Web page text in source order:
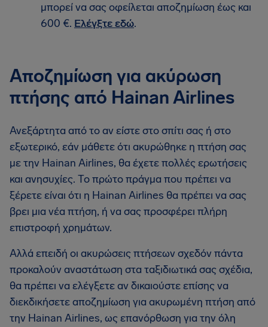
μπορεί να σας οφείλεται αποζημίωση έως και
600 €. Ελέγξτε εδώ.
Αποζημίωση για ακύρωση
πτήσης από Hainan Airlines
Ανεξάρτητα από το αν είστε στο σπίτι σας ή στο
εξωτερικό, εάν μάθετε ότι ακυρώθηκε η πτήση σας
με την Hainan Airlines, θα έχετε πολλές ερωτήσεις
και ανησυχίες. Το πρώτο πράγμα που πρέπει να
ξέρετε είναι ότι η Hainan Airlines θα πρέπει να σας
βρει μια νέα πτήση, ή να σας προσφέρει πλήρη
επιστροφή χρημάτων.
Αλλά επειδή οι ακυρώσεις πτήσεων σχεδόν πάντα
προκαλούν αναστάτωση στα ταξιδιωτικά σας σχέδια,
θα πρέπει να ελέγξετε αν δικαιούστε επίσης να
διεκδικήσετε αποζημίωση για ακυρωμένη πτήση από
την Hainan Airlines, ως επανόρθωση για την όλη